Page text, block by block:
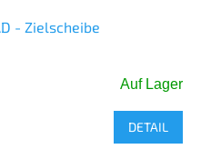
- Zielscheibe
Auf Lager
DETAIL